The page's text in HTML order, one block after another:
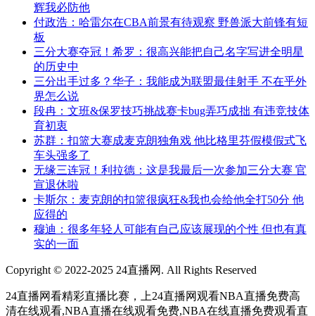
辉我必防他
付政浩：哈雷尔在CBA前景有待观察 野兽派大前锋有短
板
三分大赛夺冠！希罗：很高兴能把自己名字写进全明星
的历史中
三分出手过多？华子：我能成为联盟最佳射手 不在乎外
界怎么说
段冉：文班&保罗技巧挑战赛卡bug弄巧成拙 有违竞技体
育初衷
苏群：扣篮大赛成麦克朗独角戏 他比格里芬假模假式飞
车头强多了
无缘三连冠！利拉德：这是我最后一次参加三分大赛 官
宣退休啦
卡斯尔：麦克朗的扣篮很疯狂&我也会给他全打50分 他
应得的
穆迪：很多年轻人可能有自己应该展现的个性 但也有真
实的一面
Copyright © 2022-2025 24直播网. All Rights Reserved
24直播网看精彩直播比赛，上24直播网观看NBA直播免费高
清在线观看,NBA直播在线观看免费,NBA在线直播免费观看直